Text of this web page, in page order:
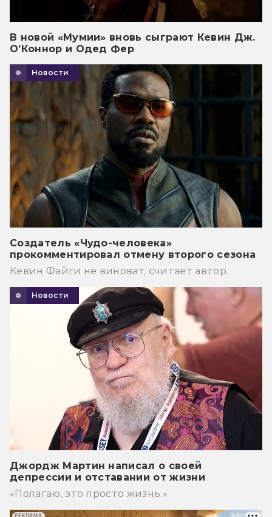
В новой «Мумии» вновь сыграют Кевин Дж.
О’Коннор и Одед Фер
Новости
Создатель «Чудо-человека»
прокомментировал отмену второго сезона
Кевин Файги не виноват, считает автор.
Новости
Джордж Мартин написал о своей
депрессии и отставании от жизни
«Полагаю, это просто жизнь.»
РЕКЛАМА